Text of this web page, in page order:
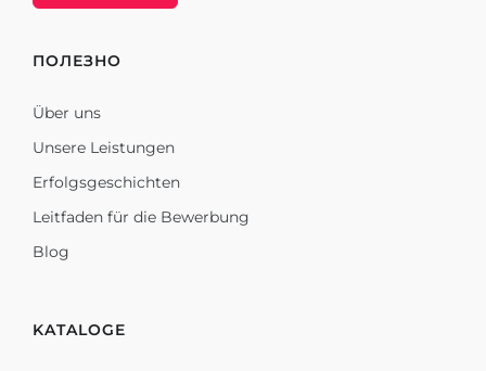
ПОЛЕЗНО
Über uns
Unsere Leistungen
Erfolgsgeschichten
Leitfaden für die Bewerbung
Blog
KATALOGE